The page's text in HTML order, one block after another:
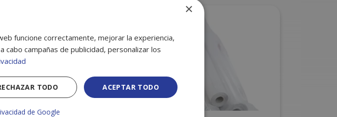
×
funcione correctamente, mejorar la experiencia,
cabo campañas de publicidad, personalizar los
ACEPTAR TODO
TODO
de Google